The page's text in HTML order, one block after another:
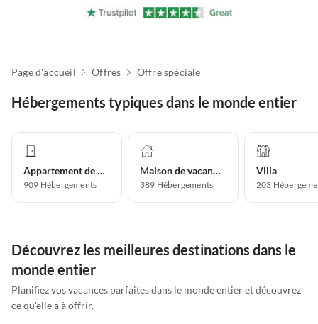
Page d'accueil Offres Offre spéciale
Hébergements typiques dans le monde entier
Appartement de vacances
909 Hébergements
Maison de vacances
389 Hébergements
Villa
203
Découvrez les meilleures destinations dans le
monde entier
Planifiez vos vacances parfaites dans le monde entier et découvrez
ce qu'elle a à offrir.